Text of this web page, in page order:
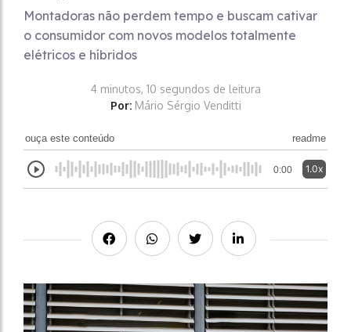
Montadoras não perdem tempo e buscam cativar
o consumidor com novos modelos totalmente
elétricos e híbridos
4 minutos, 10 segundos de leitura
Por: Mário Sérgio Venditti
ouça este conteúdo readme
0:00 1.0x